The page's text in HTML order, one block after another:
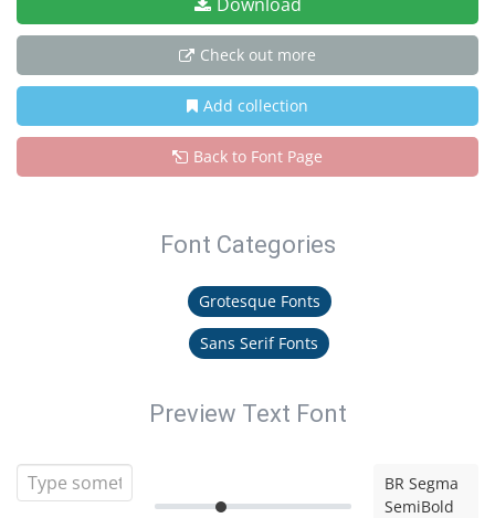
Check out more
Add collection
Back to Font Page
Font Categories
Grotesque Fonts
Sans Serif Fonts
Preview Text Font
BR Segma
SemiBold